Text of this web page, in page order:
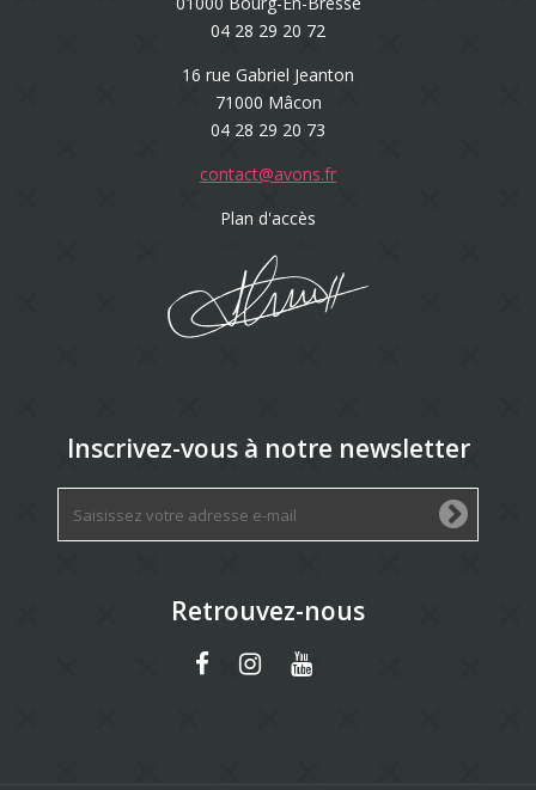
04 28 29 20 72
16 rue Gabriel Jeanton
71000 Mâcon
04 28 29 20 73
contact@avons.fr
Plan d'accès
Inscrivez-vous à notre newsletter
Retrouvez-nous